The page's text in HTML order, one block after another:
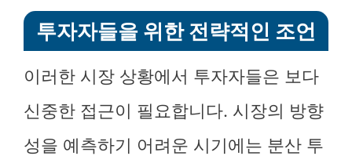
투자자들을 위한 전략적인 조언
이러한 시장 상황에서 투자자들은 보다
신중한 접근이 필요합니다. 시장의 방향
성을 예측하기 어려운 시기에는 분산 투